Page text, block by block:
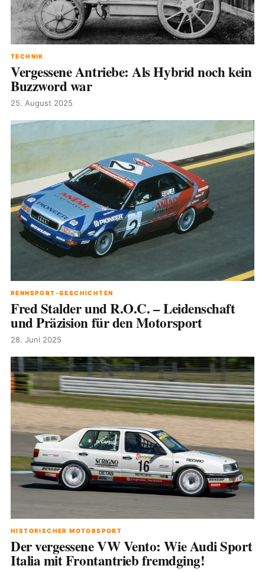
TECHNIK
Vergessene Antriebe: Als Hybrid noch kein
Buzzword war
25. August 2025
RENNSPORT-GESCHICHTEN
Fred Stalder und R.O.C. – Leidenschaft
und Präzision für den Motorsport
28. Juni 2025
HISTORISCHER MOTORSPORT
Der vergessene VW Vento: Wie Audi Sport
Italia mit Frontantrieb fremdging!